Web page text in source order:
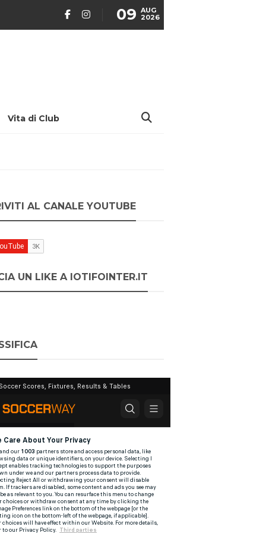
09 AUG
2026
Vita di Club
AL CANALE YOUTUBE
UN LIKE A IOTIFOINTER.IT